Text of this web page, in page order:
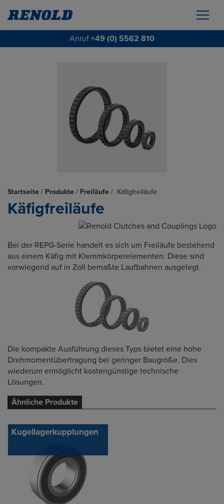
Anruf +49 (0) 5562 810
Startseite / Produkte / Freiläufe / Käfigfreiläufe
Käfigfreiläufe
Bei der REPG-Serie handelt es sich um Freiläufe bestehend
aus einem Käfig mit Klemmkörperelementen. Diese sind
vorwiegend auf in Zoll bemaßte Laufbahnen ausgelegt.
Die kompakte Ausführung dieses Typs bietet eine hohe
Drehmomentübertragung bei geringer Baugröße. Dies
wiederum ermöglicht kostengünstige technische
Lösungen.
Ähnliche Produkte
Kugellagerkupplungen